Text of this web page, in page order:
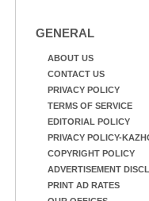
GENERAL
ABOUT US
CONTACT US
PRIVACY POLICY
TERMS OF SERVICE
EDITORIAL POLICY
PRIVACY POLICY-
COPYRIGHT POLICY
ADVERTISEMENT
PRINT AD RATES